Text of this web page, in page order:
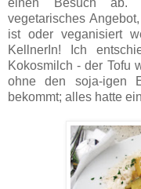
einen Besuch ab.
vegetarisches
ist oder veganisiert
KellnerIn! Ich
Kokosmilch - der Tofu
ohne den soja-igen
bekommt; alles hatte